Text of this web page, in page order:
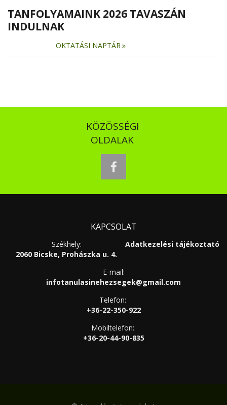
TANFOLYAMAINK 2026 TAVASZÁN
INDULNAK
OKTATÁSI NAPTÁR
KÖZÖSSÉGI
OLDALAK
facebook
KAPCSOLAT
Adatkezelési tájékoztató
Székhely:
2060 Bicske, Prohászka u. 4.
E-mail:
infotanulasinehezsegek@gmail.com
Telefon:
+36-22-350-922
Mobiltelefon:
+36-20-44-90-835